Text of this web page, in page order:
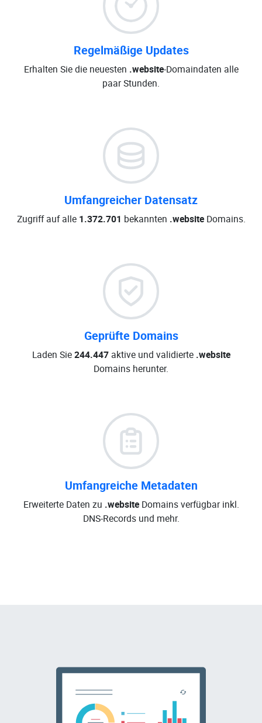
Regelmäßige Updates
Erhalten Sie die neuesten .website-Domaindaten alle
paar Stunden.
Umfangreicher Datensatz
Zugriff auf alle 1.372.701 bekannten .websiteDomains.
Geprüfte Domains
Laden Sie244.447aktive und validierte .website
Domains herunter.
Umfangreiche Metadaten
Erweiterte Daten zu .websiteDomains verfügbar inkl.
DNS-Records und mehr.